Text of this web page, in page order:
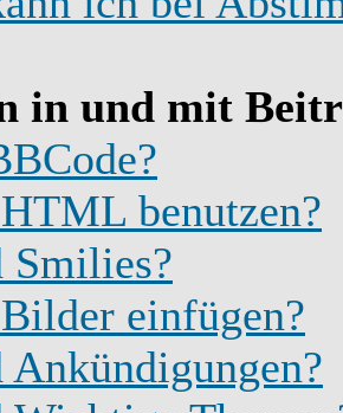
in und mit
benutzen?
Smilies?
einfügen?
Ankündigungen?